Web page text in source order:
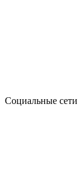
Социальные сети